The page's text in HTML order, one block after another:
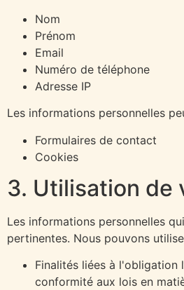
Nom
Prénom
Email
Numéro de téléphone
Adresse IP
Les informations personnelles
Formulaires de contact
Cookies
3. Utilisation de
Les informations personnelles
pertinentes. Nous pouvons
Finalités liées à
conformité aux lois en